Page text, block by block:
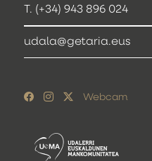
T. (+34) 943 896 024
udala@getaria.eus
Webcam